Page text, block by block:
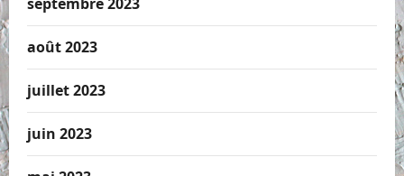
août 2023
juillet 2023
juin 2023